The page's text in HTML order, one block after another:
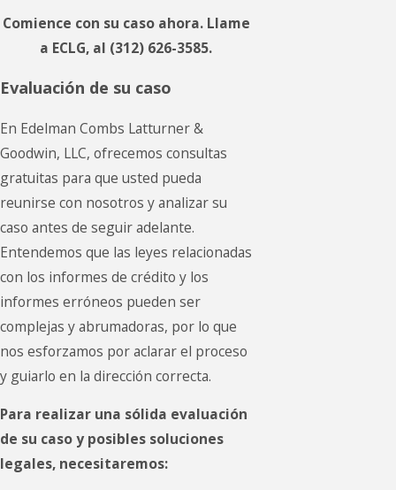
Comience con su caso ahora. Llame
a ECLG, al (312) 626-3585.
Evaluación de su caso
En Edelman Combs Latturner &
Goodwin, LLC, ofrecemos consultas
gratuitas para que usted pueda
reunirse con nosotros y analizar su
caso antes de seguir adelante.
Entendemos que las leyes relacionadas
con los informes de crédito y los
informes erróneos pueden ser
complejas y abrumadoras, por lo que
nos esforzamos por aclarar el proceso
y guiarlo en la dirección correcta.
Para realizar una sólida evaluación
de su caso y posibles soluciones
legales, necesitaremos: